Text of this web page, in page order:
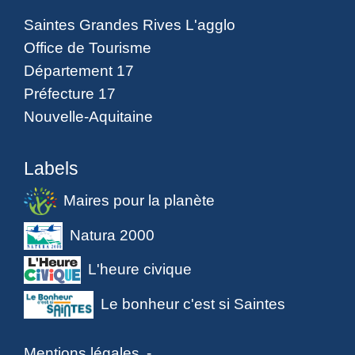
Saintes Grandes Rives L'agglo
Office de Tourisme
Département 17
Préfecture 17
Nouvelle-Aquitaine
Labels
Maires pour la planète
Natura 2000
L'heure civique
Le bonheur c'est si Saintes